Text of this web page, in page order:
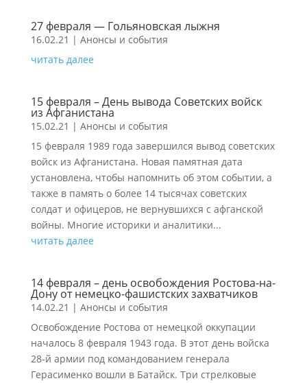
27 февраля — Гольяновская лыжня
16.02.21 | Анонсы и события
читать далее
15 февраля – День вывода Советских войск
из Афганистана
15.02.21 | Анонсы и события
15 февраля 1989 года завершился вывод советских
войск из Афганистана. Новая памятная дата
установлена, чтобы напомнить об этом событии, а
также в память о более 14 тысячах советских
солдат и офицеров, не вернувшихся с афганской
войны. Многие историки и аналитики...
читать далее
14 февраля – день освобождения Ростова-на-
Дону от немецко-фашистских захватчиков
14.02.21 | Анонсы и события
Освобождение Ростова от немецкой оккупации
началось 8 февраля 1943 года. В этот день войска
28-й армии под командованием генерала
Герасименко вошли в Батайск. Три стрелковые